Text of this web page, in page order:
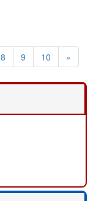
8 9 10 »